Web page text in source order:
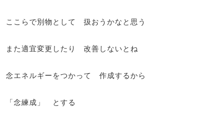
ここらで別物として 扱おうかなと思う
また適宜変更したり 改善しないとね
念エネルギーをつかって 作成するから
「念練成」 とする